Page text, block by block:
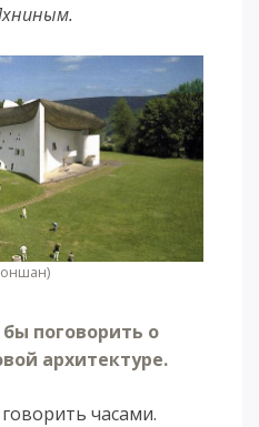
поговорить о
архитектуре.
часами.